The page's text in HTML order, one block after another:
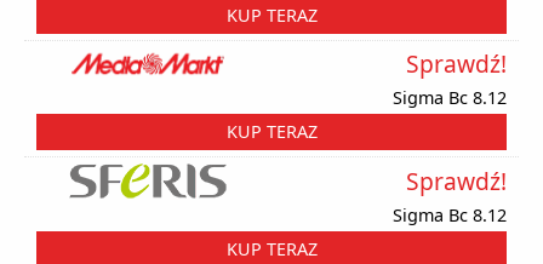
KUP TERAZ
Sigma Bc 8.12
Sprawdź!
KUP TERAZ
Sigma Bc 8.12
Sprawdź!
KUP TERAZ